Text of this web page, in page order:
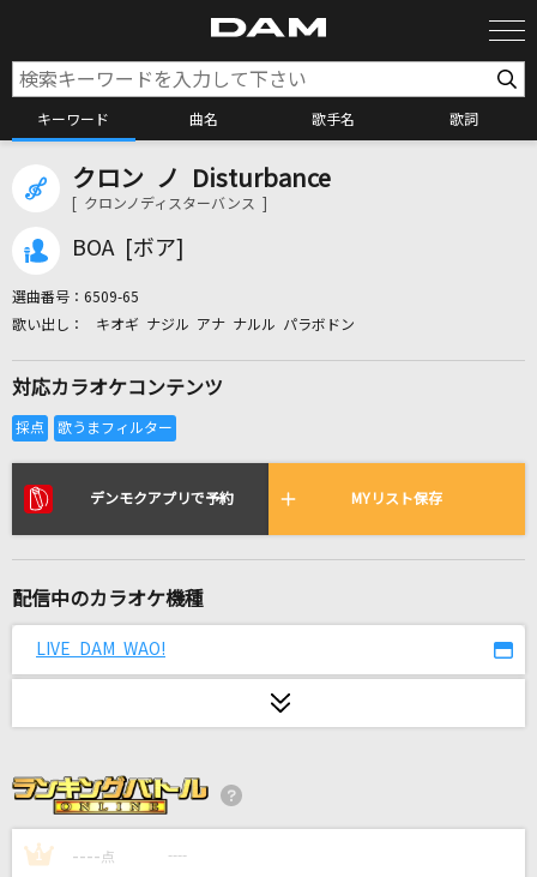
キーワード 曲名 歌手名 歌詞
カラオケ検索
リアルタイムで歌われている曲の一覧
[生音]ふられ気分でRock'n'Roll
[生音]天竜流し
[生音]君はロックを聴かない
あいみょん
クロン ノ Disturbance
[ クロンノディスターバンス ]
BOA [ボア]
選曲番号： 6509-65
キオギ ナジル アナ ナルル パラボドン
対応カラオケコンテンツ
デンモクアプリで予約 MYリスト保存
配信中のカラオケ機種
LIVE DAM WAO!
1 ---- 点 ----